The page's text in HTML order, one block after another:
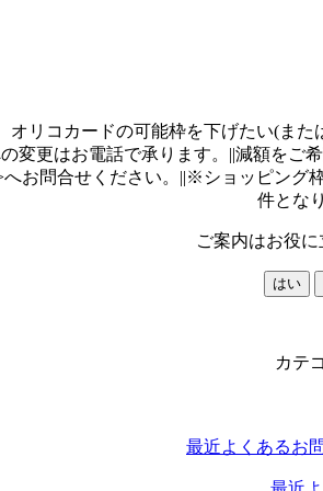
オリコカードの可能枠を下げたい(ま
変更はお電話で承ります。||減額をご
へお問合せください。||※ショッピ
件とな
ご案内はお役
はい
カテ
最近よくあるお